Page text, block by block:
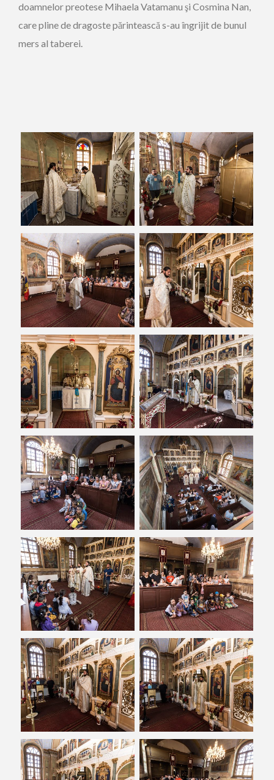
doamnelor preotese Mihaela Vatamanu şi Cosmina Nan,
care pline de dragoste părintească s-au îngrijit de bunul
mers al taberei.